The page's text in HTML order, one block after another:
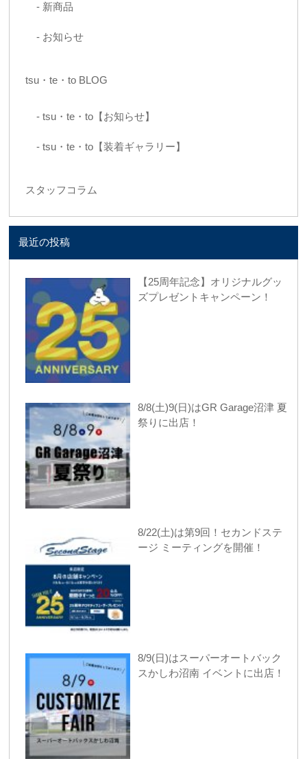
新商品
お知らせ
tsu・te・to BLOG
tsu・te・to【お知らせ】
tsu・te・to【装着ギャラリー】
スタッフコラム
最近の投稿
【25周年記念】オリジナルグッ
ズプレゼントキャンペーン！
8/8(土)9(日)はGR Garage沼津 夏
祭りに出店！
8/22(土)は第9回！セカンドステ
ージ ミーティングを開催！
8/9(日)はスーパーオートバック
スかしわ沼南 イベントに出店！